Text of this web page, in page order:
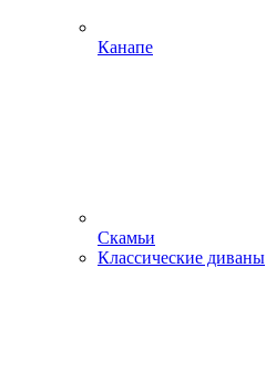
Канапе
Скамьи
Классические диваны